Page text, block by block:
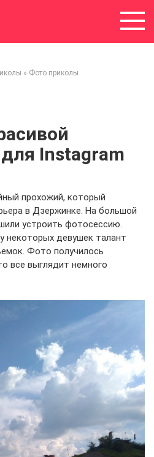
» Фото приколы
Instagram
прохожий, который
в Дзержинке. На большой
устроить фотосессию.
некоторых девушек талант
Фото получилось
все выглядит немного